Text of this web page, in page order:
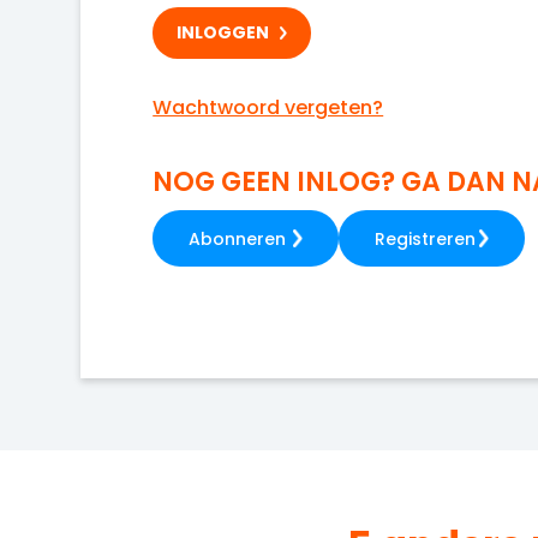
Wachtwoord vergeten?
NOG GEEN INLOG? GA DAN
Abonneren Registreren